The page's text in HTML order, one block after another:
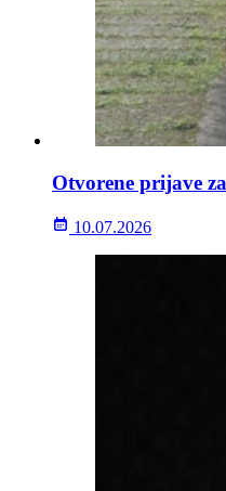
Otvorene prijave
10.07.2026